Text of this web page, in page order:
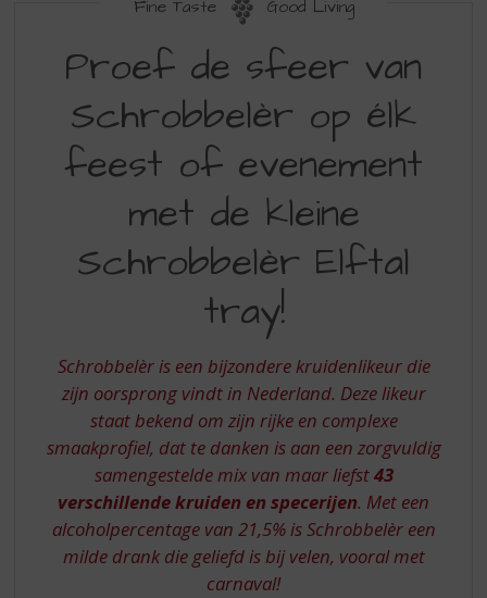
Fine Taste Good Living
DE
SFEER
VAN
SCHROBBELER
ELK
FEEST
MET
DE
KLEINE
SCHROBBELER
ELFTAL
TRAY
Proef de sfeer van
Schrobbelèr op élk
feest of evenement
met de kleine
Schrobbelèr Elftal
tray!
Schrobbelèr is een bijzondere kruidenlikeur die
zijn oorsprong vindt in Nederland. Deze likeur
staat bekend om zijn rijke en complexe
smaakprofiel, dat te danken is aan een zorgvuldig
samengestelde mix van maar liefst43
verschillende kruiden en specerijen. Met een
alcoholpercentage van 21,5% is Schrobbelèr een
milde drank die geliefd is bij velen, vooral met
carnaval!